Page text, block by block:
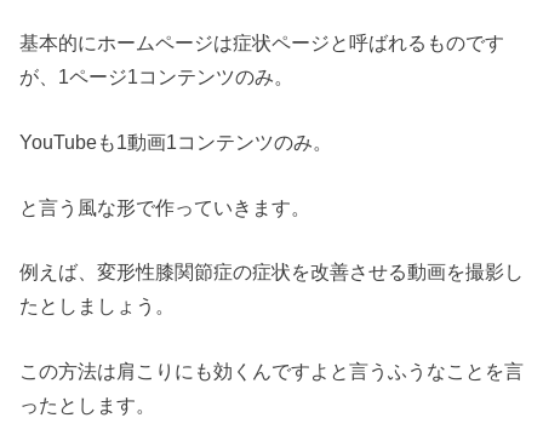
基本的にホームページは症状ページと呼ばれるものです
が、1ページ1コンテンツのみ。
YouTubeも1動画1コンテンツのみ。
と言う風な形で作っていきます。
例えば、変形性膝関節症の症状を改善させる動画を撮影し
たとしましょう。
この方法は肩こりにも効くんですよと言うふうなことを言
ったとします。